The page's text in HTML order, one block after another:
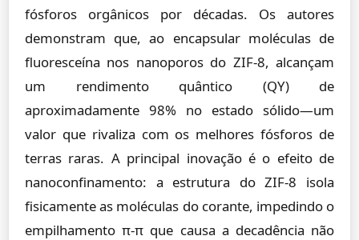
fósforos orgânicos por décadas. Os autores
demonstram que, ao encapsular moléculas de
fluoresceína nos nanoporos do ZIF-8, alcançam
um rendimento quântico (QY) de
aproximadamente 98% no estado sólido—um
valor que rivaliza com os melhores fósforos de
terras raras. A principal inovação é o efeito de
nanoconfinamento: a estrutura do ZIF-8 isola
fisicamente as moléculas do corante, impedindo o
empilhamento π-π que causa a decadência não